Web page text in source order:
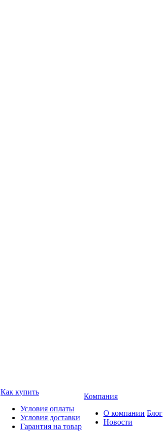
Как купить
Условия оплаты
Условия доставки
Гарантия на товар
Компания
О компании
Новости
Блог